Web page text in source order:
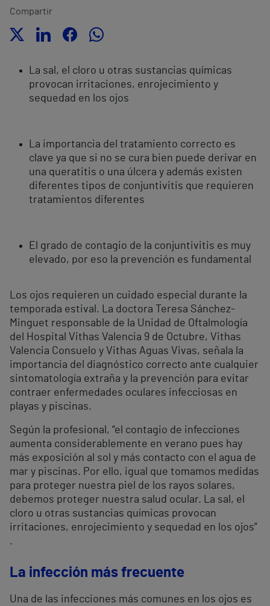
Compartir
La sal, el cloro u otras sustancias químicas
provocan irritaciones, enrojecimiento y
sequedad en los ojos
La importancia del tratamiento correcto es
clave ya que si no se cura bien puede derivar en
una queratitis o una úlcera y además existen
diferentes tipos de conjuntivitis que requieren
tratamientos diferentes
El grado de contagio de la conjuntivitis es muy
elevado, por eso la prevención es fundamental
Los ojos requieren un cuidado especial durante la
temporada estival. La doctora Teresa Sánchez-
Minguet responsable de la Unidad de Oftalmología
del Hospital Vithas Valencia 9 de Octubre, Vithas
Valencia Consuelo y Vithas Aguas Vivas, señala la
importancia del diagnóstico correcto ante cualquier
sintomatología extraña y la prevención para evitar
contraer enfermedades oculares infecciosas en
playas y piscinas.
Según la profesional, “el contagio de infecciones
aumenta considerablemente en verano pues hay
más exposición al sol y más contacto con el agua de
mar y piscinas. Por ello, igual que tomamos medidas
para proteger nuestra piel de los rayos solares,
debemos proteger nuestra salud ocular. La sal, el
cloro u otras sustancias químicas provocan
irritaciones, enrojecimiento y sequedad en los ojos”
.
La infección más frecuente
Una de las infecciones más comunes en los ojos es